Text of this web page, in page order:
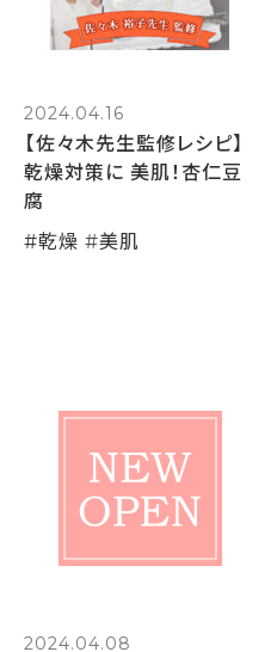
2024.04.16
【佐々木先生監修レシピ】
乾燥対策に 美肌！杏仁豆
腐
#乾燥 #美肌
2024.04.08